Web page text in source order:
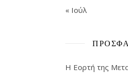
« Ιούλ
Η Εορτή της